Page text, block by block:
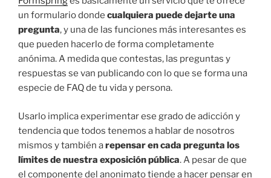
un formulario donde cualquiera puede dejarte una
pregunta, y una de las funciones más interesantes es
que pueden hacerlo de forma completamente
anónima. A medida que contestas, las preguntas y
respuestas se van publicando con lo que se forma una
especie de FAQ de tu vida y persona.
Usarlo implica experimentar ese grado de adicción y
tendencia que todos tenemos a hablar de nosotros
mismos y también arepensar en cada pregunta los
límites de nuestra exposición pública. A pesar de que
el componente del anonimato tiende a hacer pensar en